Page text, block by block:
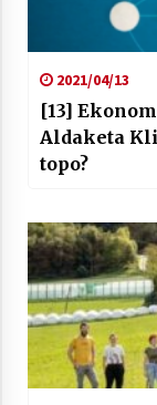
2021/04/13
[13] Ekonomia Sozial Eraldatzailea eta
Aldaketa
topo?